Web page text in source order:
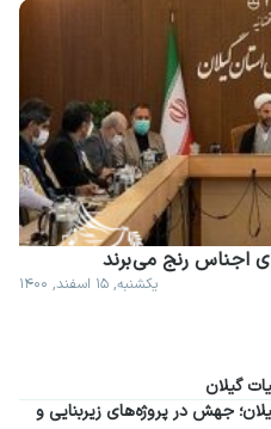
اجناس رنج می برند
یکشنبه, ۱۵ اسفند, ۱۴۰۰
گیلان
گیلان؛ جهش در پروژه‌های زیربنایی و